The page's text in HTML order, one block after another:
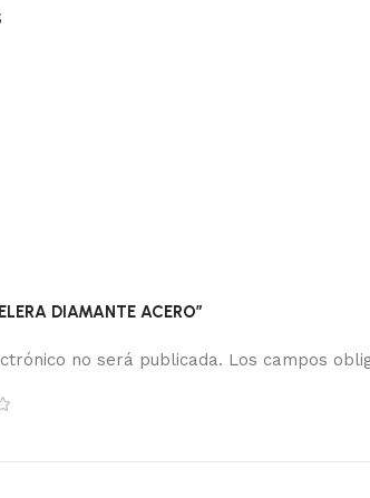
DIAMANTE ACERO”
no será publicada. Los campos